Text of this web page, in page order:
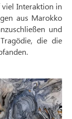
viel Interaktion in
aus Marokko
und
die die